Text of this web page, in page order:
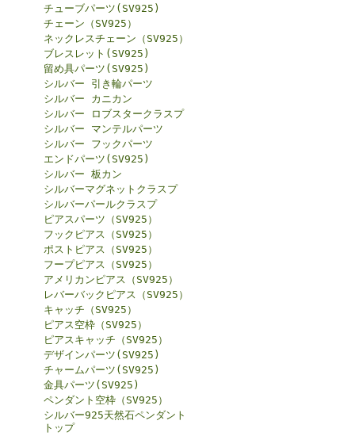
チューブパーツ(SV925)
チェーン（SV925）
ネックレスチェーン（SV925）
ブレスレット(SV925)
留め具パーツ(SV925)
シルバー 引き輪パーツ
シルバー カニカン
シルバー ロブスタークラスプ
シルバー マンテルパーツ
シルバー フックパーツ
エンドパーツ(SV925)
シルバー 板カン
シルバーマグネットクラスプ
シルバーパールクラスプ
ピアスパーツ（SV925）
フックピアス（SV925）
ポストピアス（SV925）
フープピアス（SV925）
アメリカンピアス（SV925）
レバーバックピアス（SV925）
キャッチ（SV925）
ピアス空枠（SV925）
ピアスキャッチ（SV925）
デザインパーツ(SV925)
チャームパーツ(SV925)
金具パーツ(SV925)
ペンダント空枠（SV925）
シルバー925天然石ペンダント
トップ